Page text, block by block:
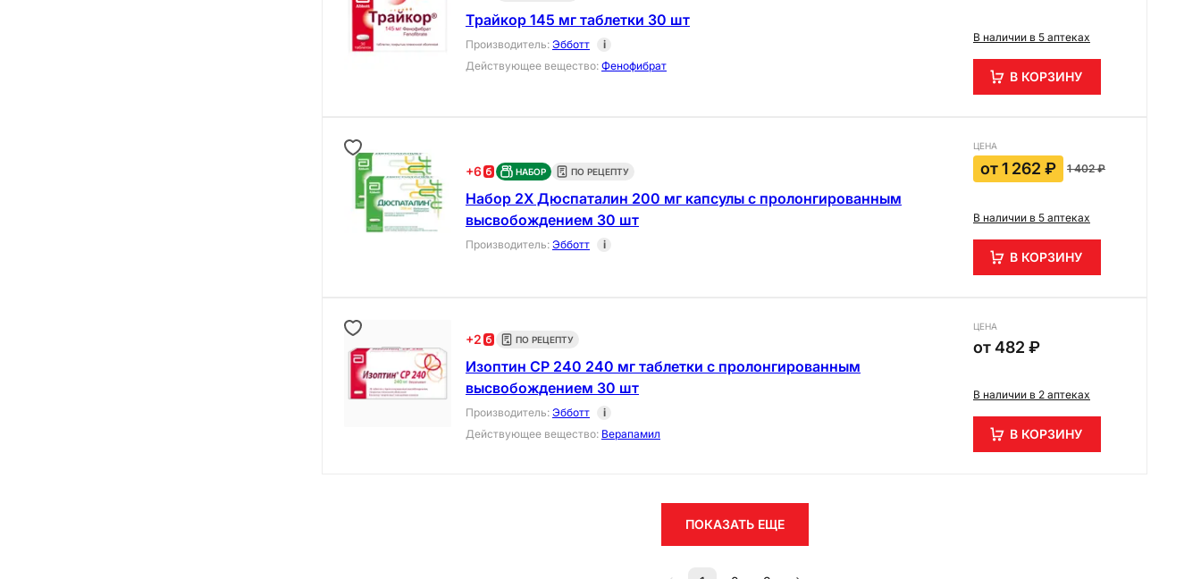
Трайкор 145 мг таблетки 30 шт
Производитель: Эбботт
i
Действующее вещество: Фенофибрат
В наличии в 5 аптеках
В КОРЗИНУ
+6 НАБОР ПО РЕЦЕПТУ
Набор 2Х Дюспаталин 200 мг капсулы с пролонгированным
высвобождением 30 шт
Производитель: Эбботт i
ЦЕНА
от1 262 ₽ 1 402 ₽
В наличии в 5 аптеках
В КОРЗИНУ
+2 ПО РЕЦЕПТУ
Изоптин СР 240 240 мг таблетки с пролонгированным
высвобождением 30 шт
Производитель: Эбботт
i
Действующее вещество: Верапамил
ЦЕНА
от482 ₽
В наличии в 2 аптеках
В КОРЗИНУ
ПОКАЗАТЬ ЕЩЕ